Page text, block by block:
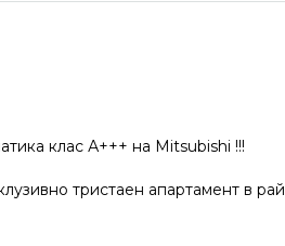
клас А+++ на Mitsubishi !!!
тристаен апартамент в